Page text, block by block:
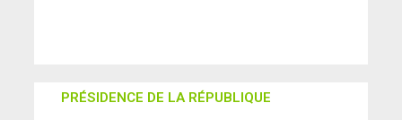
PRÉSIDENCE DE LA RÉPUBLIQUE